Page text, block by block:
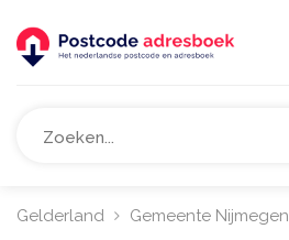
Gelderland Gemeente Nijmegen